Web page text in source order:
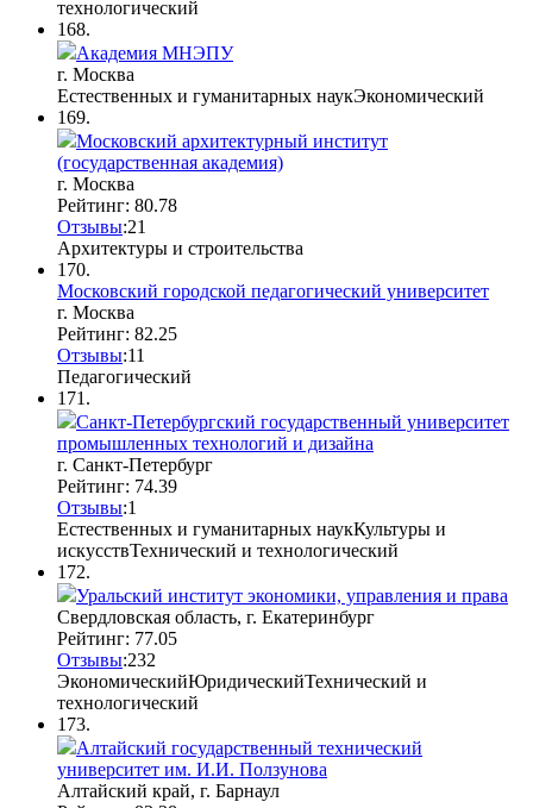
технологический
168.
Академия МНЭПУ
г. Москва
Естественных и гуманитарных наукЭкономический
169.
Московский архитектурный институт
(государственная академия)
г. Москва
Рейтинг: 80.78
Отзывы:21
Архитектуры и строительства
170.
Московский городской педагогический университет
г. Москва
Рейтинг: 82.25
Отзывы:11
Педагогический
171.
Санкт-Петербургский государственный университет
промышленных технологий и дизайна
г. Санкт-Петербург
Рейтинг: 74.39
Отзывы:1
Естественных и гуманитарных наукКультуры и
искусствТехнический и технологический
172.
Уральский институт экономики, управления и права
Свердловская область, г. Екатеринбург
Рейтинг: 77.05
Отзывы:232
ЭкономическийЮридическийТехнический и
технологический
173.
Алтайский государственный технический
университет им. И.И. Ползунова
Алтайский край, г. Барнаул